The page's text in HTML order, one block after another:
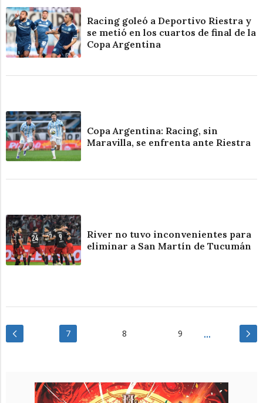
Racing goleó a Deportivo Riestra y
se metió en los cuartos de final de la
Copa Argentina
Copa Argentina: Racing, sin
Maravilla, se enfrenta ante Riestra
River no tuvo inconvenientes para
eliminar a San Martín de Tucumán
7 8 9